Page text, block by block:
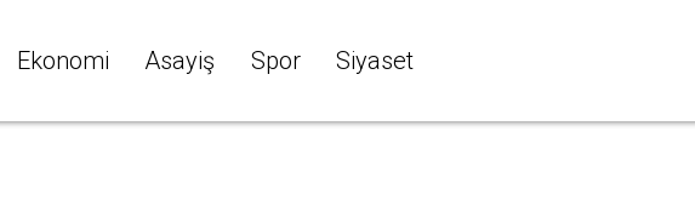
Ekonomi Asayiş Spor Siyaset